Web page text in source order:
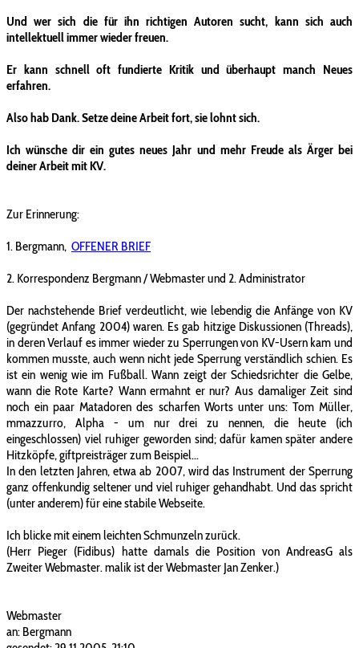
Und wer sich die für ihn richtigen Autoren sucht, kann sich auch
intellektuell immer wieder freuen.
Er kann schnell oft fundierte Kritik und überhaupt manch Neues
erfahren.
Also hab Dank. Setze deine Arbeit fort, sie lohnt sich.
Ich wünsche dir ein gutes neues Jahr und mehr Freude als Ärger bei
deiner Arbeit mit KV.
Zur Erinnerung:
1. Bergmann, OFFENER BRIEF
2. Korrespondenz Bergmann / Webmaster und 2. Administrator
Der nachstehende Brief verdeutlicht, wie lebendig die Anfänge von KV
(gegründet Anfang 2004) waren. Es gab hitzige Diskussionen (Threads),
in deren Verlauf es immer wieder zu Sperrungen von KV-Usern kam und
kommen musste, auch wenn nicht jede Sperrung verständlich schien. Es
ist ein wenig wie im Fußball. Wann zeigt der Schiedsrichter die Gelbe,
wann die Rote Karte? Wann ermahnt er nur? Aus damaliger Zeit sind
noch ein paar Matadoren des scharfen Worts unter uns: Tom Müller,
mmazzurro, Alpha - um nur drei zu nennen, die heute (ich
eingeschlossen) viel ruhiger geworden sind; dafür kamen später andere
Hitzköpfe, giftpreisträger zum Beispiel...
In den letzten Jahren, etwa ab 2007, wird das Instrument der Sperrung
ganz offenkundig seltener und viel ruhiger gehandhabt. Und das spricht
(unter anderem) für eine stabile Webseite.
Ich blicke mit einem leichten Schmunzeln zurück.
(Herr Pieger (Fidibus) hatte damals die Position von AndreasG als
Zweiter Webmaster. malik ist der Webmaster Jan Zenker.)
Webmaster
an: Bergmann